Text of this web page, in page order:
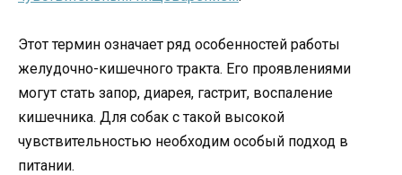
Этот термин означает ряд особенностей работы
желудочно-кишечного тракта. Его проявлениями
могут стать запор, диарея, гастрит, воспаление
кишечника. Для собак с такой высокой
чувствительностью необходим особый подход в
питании.